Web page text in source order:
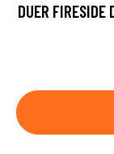
DUER FIRESIDE